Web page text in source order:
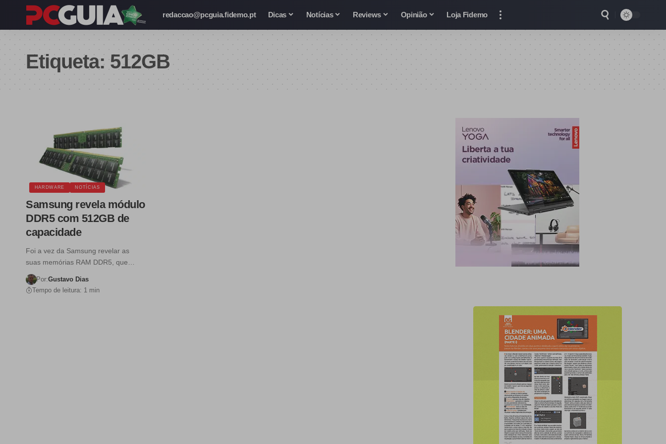
redaccao@pcguia.fidemo.pt Dicas Notícias Reviews Opinião Loja Fidemo
Etiqueta: 512GB
HARDWARE NOTÍCIAS
Samsung revela módulo
DDR5 com 512GB de
capacidade
Foi a vez da Samsung revelar as
suas memórias RAM DDR5, que…
Por:Gustavo Dias
Tempo de leitura: 1 min